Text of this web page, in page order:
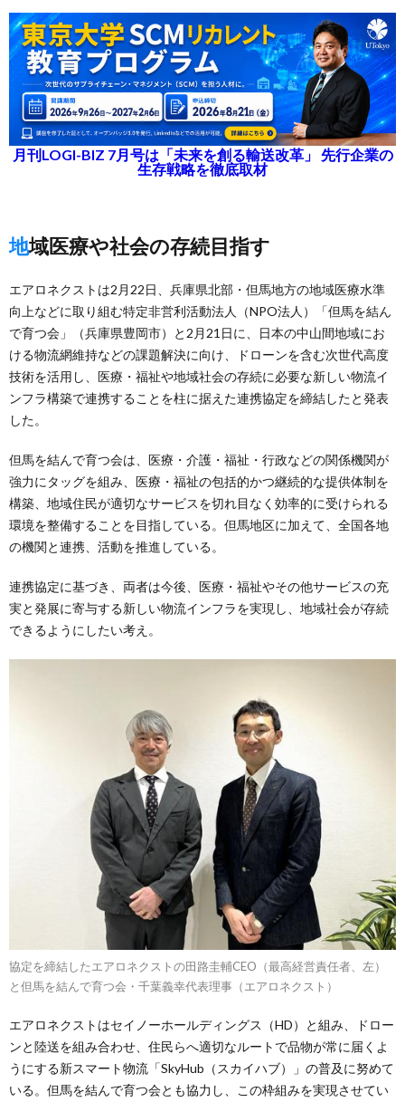
月刊LOGI-BIZ 7月号は「未来を創る輸送改革」 先行企業の
生存戦略を徹底取材
地域医療や社会の存続目指す
エアロネクストは2月22日、兵庫県北部・但馬地方の地域医療水準
向上などに取り組む特定非営利活動法人（NPO法人）「但馬を結ん
で育つ会」（兵庫県豊岡市）と2月21日に、日本の中山間地域にお
ける物流網維持などの課題解決に向け、ドローンを含む次世代高度
技術を活用し、医療・福祉や地域社会の存続に必要な新しい物流イ
ンフラ構築で連携することを柱に据えた連携協定を締結したと発表
した。
但馬を結んで育つ会は、医療・介護・福祉・行政などの関係機関が
強力にタッグを組み、医療・福祉の包括的かつ継続的な提供体制を
構築、地域住民が適切なサービスを切れ目なく効率的に受けられる
環境を整備することを目指している。但馬地区に加えて、全国各地
の機関と連携、活動を推進している。
連携協定に基づき、両者は今後、医療・福祉やその他サービスの充
実と発展に寄与する新しい物流インフラを実現し、地域社会が存続
できるようにしたい考え。
協定を締結したエアロネクストの田路圭輔CEO（最高経営責任者、左）
と但馬を結んで育つ会・千葉義幸代表理事（エアロネクスト）
エアロネクストはセイノーホールディングス（HD）と組み、ドロー
ンと陸送を組み合わせ、住民らへ適切なルートで品物が常に届くよ
うにする新スマート物流「SkyHub（スカイハブ）」の普及に努めて
いる。但馬を結んで育つ会とも協力し、この枠組みを実現させてい